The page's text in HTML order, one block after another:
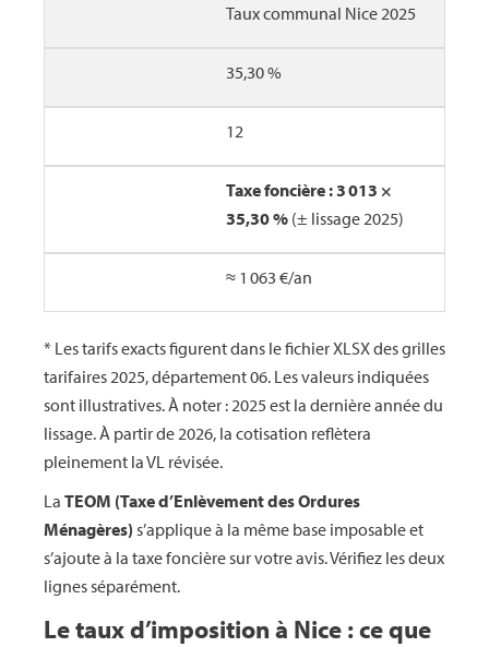
Taux communal Nice 2025
35,30 %
12
Taxe foncière : 3 013 ×
35,30 %(± lissage 2025)
≈ 1 063 €/an
* Les tarifs exacts figurent dans le fichier XLSX des grilles
tarifaires 2025, département 06. Les valeurs indiquées
sont illustratives. À noter : 2025 est la dernière année du
lissage. À partir de 2026, la cotisation reflètera
pleinement la VL révisée.
La TEOM (Taxe d’Enlèvement des Ordures
Ménagères) s’applique à la même base imposable et
s’ajoute à la taxe foncière sur votre avis. Vérifiez les deux
lignes séparément.
Le taux d’imposition à Nice : ce que